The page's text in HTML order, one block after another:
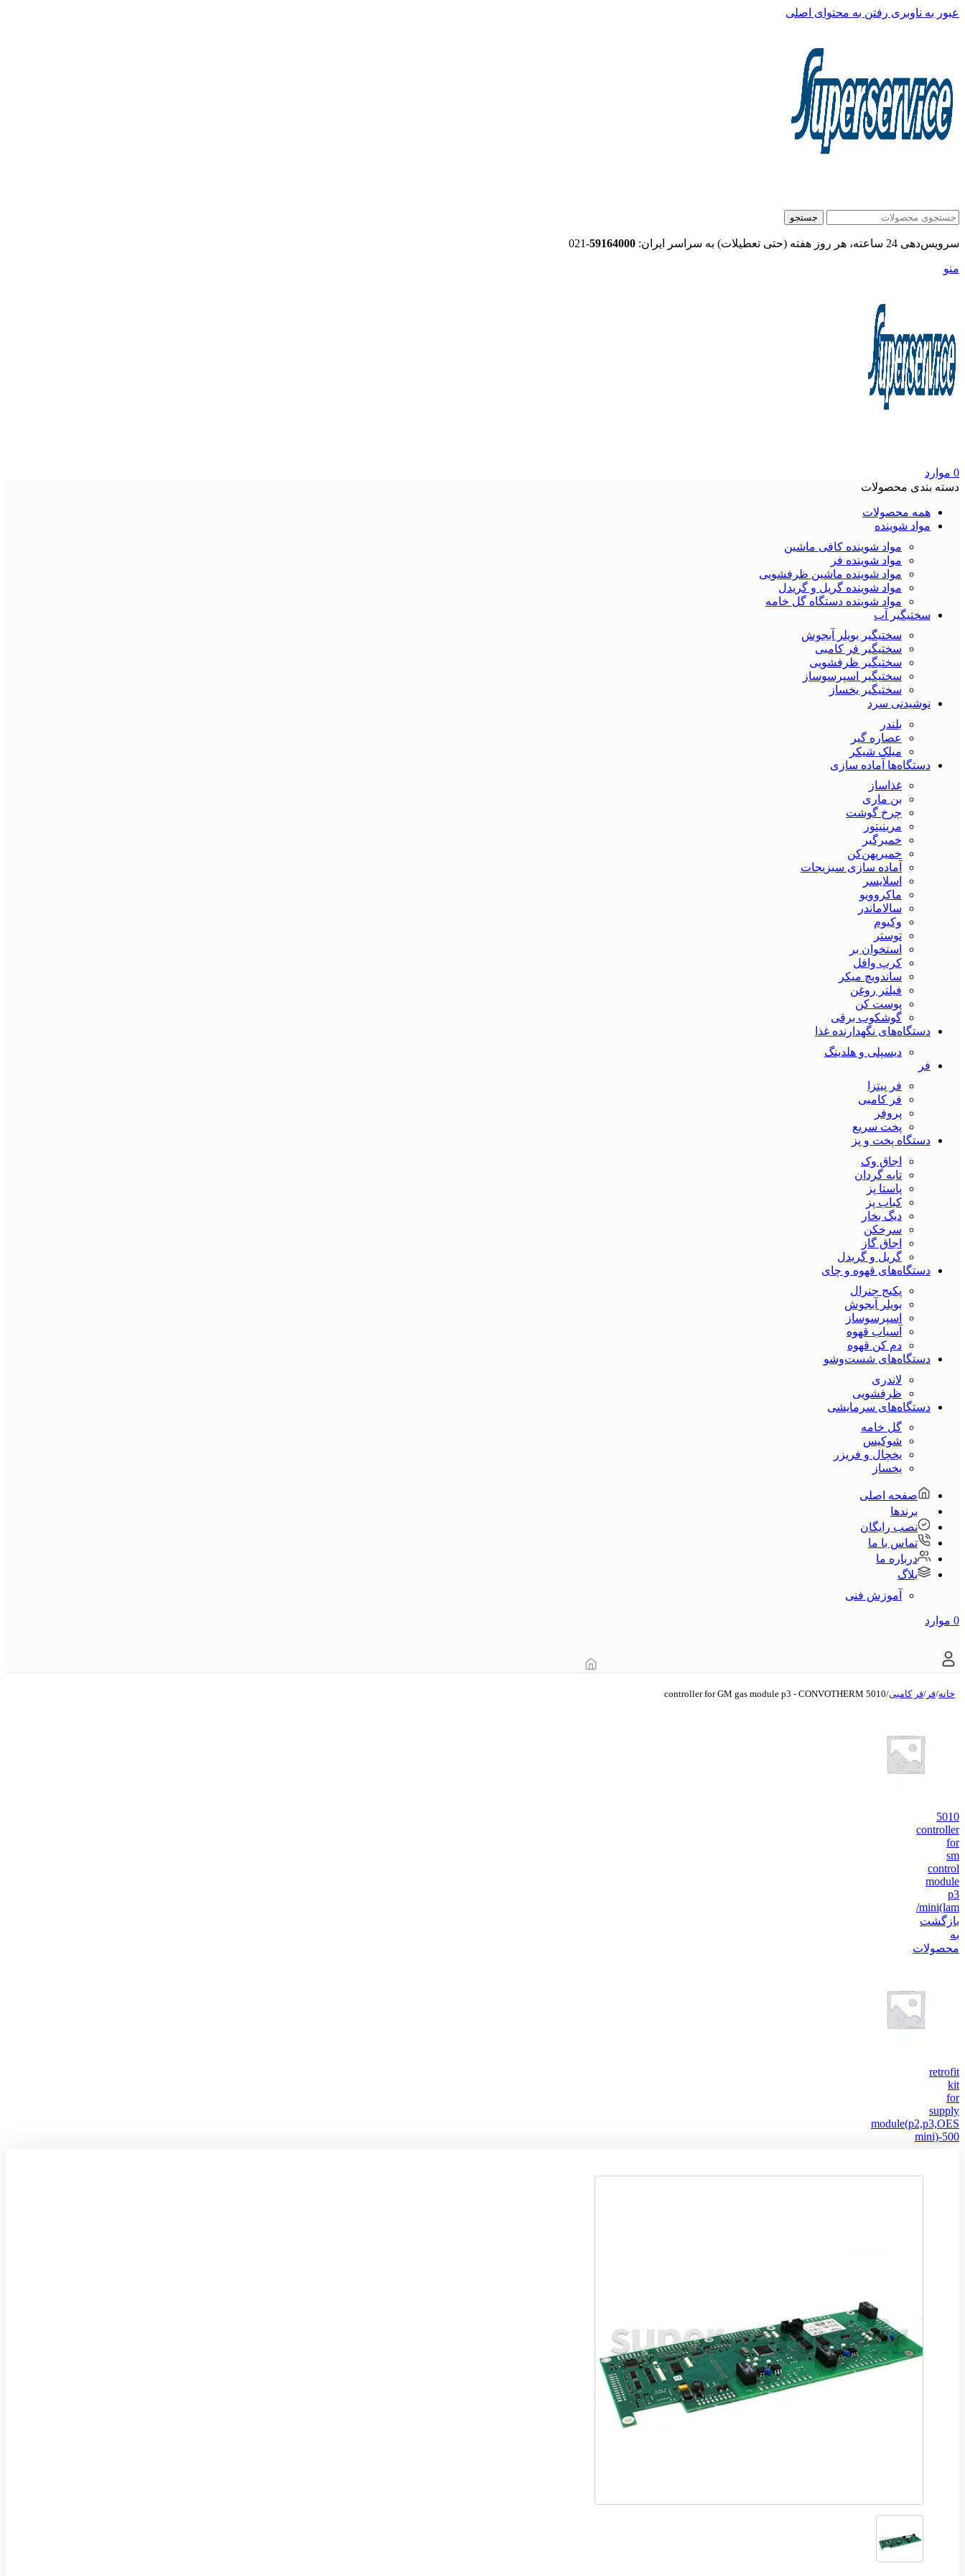
عبور به ناوبری رفتن به محتوای اصلی
جستجو
سرویس‌دهی 24 ساعته، هر روز هفته (حتی تعطیلات) به سراسر ایران: 59164000
-021
منو
0 موارد
دسته بندی محصولات
همه محصولات
مواد شوینده
مواد شوینده کافی ماشین
مواد شوینده فر
مواد شوینده ماشین ظرفشویی
مواد شوینده گریل و گریدل
مواد شوینده دستگاه گل خامه
سختیگیر آب
سختیگیر بویلر آبجوش
سختیگیر فر کامبی
سختیگیر ظرفشویی
سختیگیر اسپرسوساز
سختیگیر یخساز
نوشیدنی سرد
بلندر
عصاره گیر
میلک شیکر
دستگاه‌ها آماده سازی
غذاساز
بن ماری
چرخ گوشت
مرینیتور
خمیرگیر
خمیر‌پهن‌کن
آماده سازی سبزیجات
اسلایسر
ماکروویو
سالاماندر
وکیوم
توستر
استخوان بر
کرپ وافل
ساندویچ میکر
فیلتر روغن
پوست کن
گوشکوب برقی
دستگاه‌های نگهدارنده غذا
دیسپلی و هلدینگ
فر
فر پیتزا
فر کامبی
پروفر
پخت سریع
دستگاه‌ پخت و پز
اجاق وک
تابه گردان
پاستا پز
کباب پز
دیگ بخار
سرخکن
اجاق گاز
گریل و گریدل
دستگاه‌های قهوه و چای
پکیج جنرال
بویلر آبجوش
اسپرسوساز
آسیاب قهوه
دم کن قهوه
دستگاه‌های شست‌و‌شو
لاندری
ظرفشویی
دستگاه‌های سرمایشی
گل خامه
شوکیس
یخچال و فریزر
یخساز
صفحه اصلی
برندها
نصب رایگان
تماس با ما
درباره ما
بلاگ
آموزش فنی
0 موارد
خانه/فر /فر کامبی/
5010 controller for GM gas module p3 - CONVOTHERM
5010
controller
for
sm
control
module
p3
/mini(lam
بازگشت
به
محصولات
retrofit
kit
for
supply
module(p2,p3,OES
mini)-500